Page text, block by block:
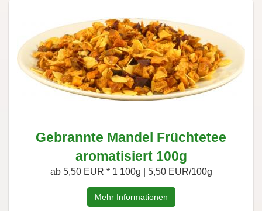
Gebrannte Mandel Früchtetee
aromatisiert 100g
ab 5,50 EUR * 1 100g | 5,50 EUR/100g
Mehr Informationen